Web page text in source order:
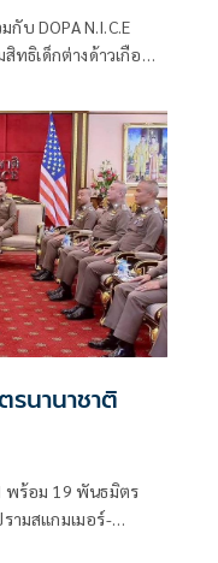
บ DOPA N.I.C.E
ทธิเด็กต่างด้าวเกือบ
นานาชาติ
พร้อม 19 พันธมิตร
ามสแกมเมอร์-